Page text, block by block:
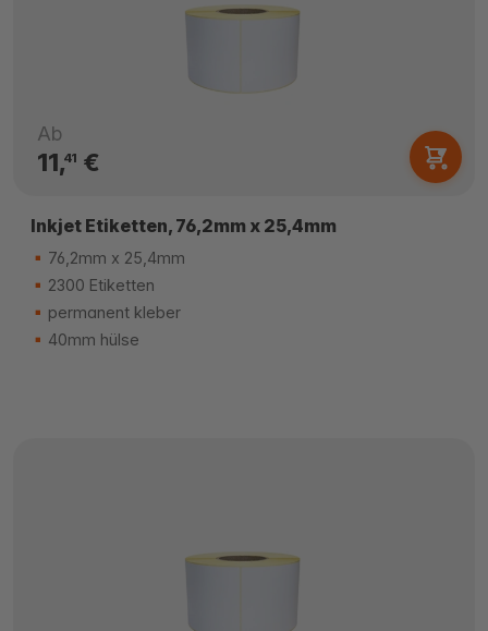
Ab
11,41 €
Inkjet Etiketten, 76,2mm x 25,4mm
76,2mm x 25,4mm
2300 Etiketten
permanent kleber
40mm hülse